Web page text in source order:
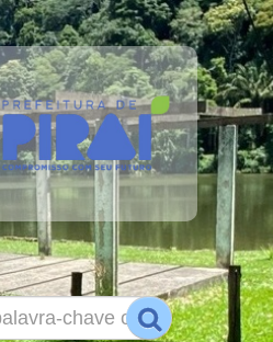
MAPA DO SITE